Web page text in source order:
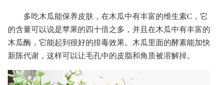
多吃木瓜能保养皮肤，在木瓜中有丰富的维生素C，它
的含量可以说是苹果的四十倍之多，并且在木瓜中有丰富的
木瓜酶，它能起到很好的排毒效果。木瓜里面的酵素能加快
新陈代谢，这样可以让毛孔中的皮脂和角质被溶解掉。